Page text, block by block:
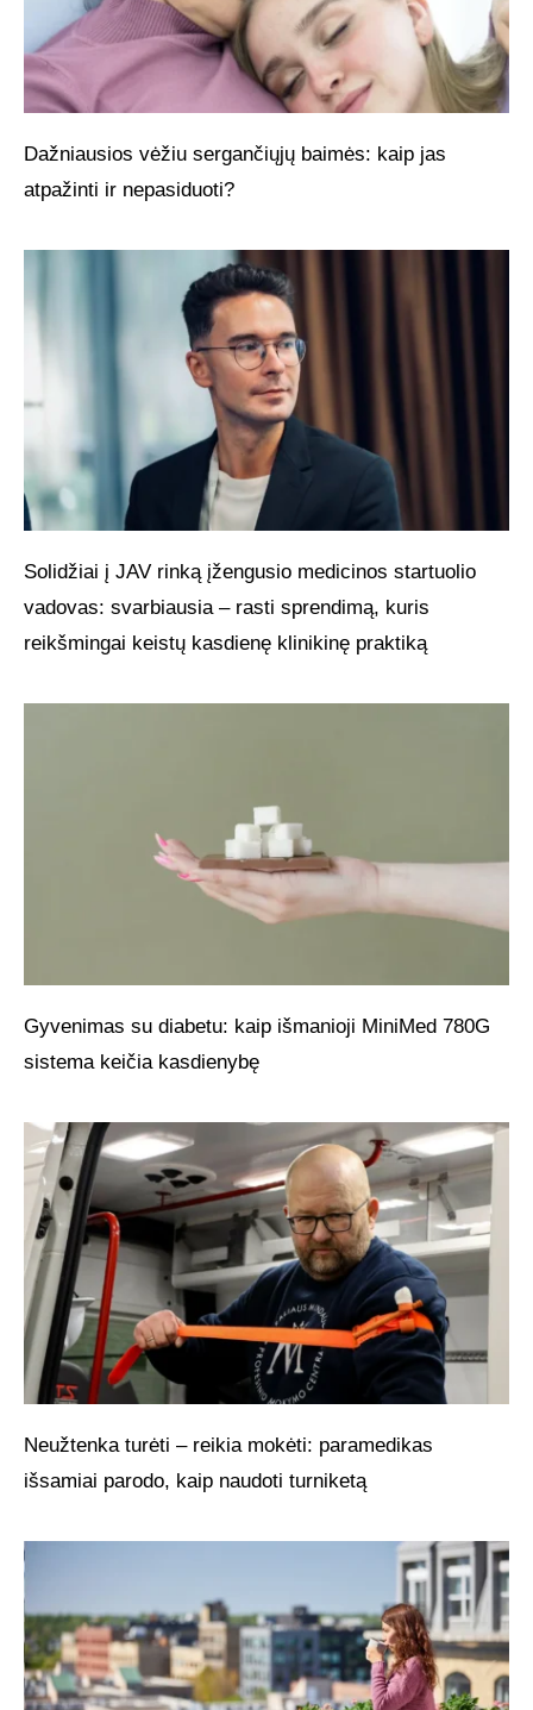
Dažniausios vėžiu sergančiųjų baimės: kaip jas
atpažinti ir nepasiduoti?
Solidžiai į JAV rinką įžengusio medicinos startuolio
vadovas: svarbiausia – rasti sprendimą, kuris
reikšmingai keistų kasdienę klinikinę praktiką
Gyvenimas su diabetu: kaip išmanioji MiniMed 780G
sistema keičia kasdienybę
Neužtenka turėti – reikia mokėti: paramedikas
išsamiai parodo, kaip naudoti turniketą